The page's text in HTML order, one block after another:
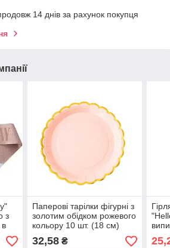
14 днів за рахунок покупця
з
Паперові тарілки фігурні з
золотим обідком рожевого
кольору 10 шт. (18 см)
32,58₴
уп